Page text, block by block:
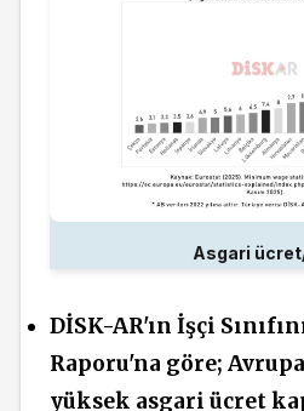
Asgari
DİSK-AR'ın İşçi
Raporu'na göre;
yüksek asgari ücret